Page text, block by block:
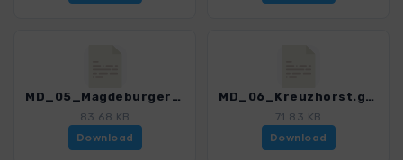
MD_05_Magdeburger_Elbtal_nach_Cracau.gpx
83.68 KB
Download
MD_06_Kreuzhorst.gpx
71.83 KB
Download